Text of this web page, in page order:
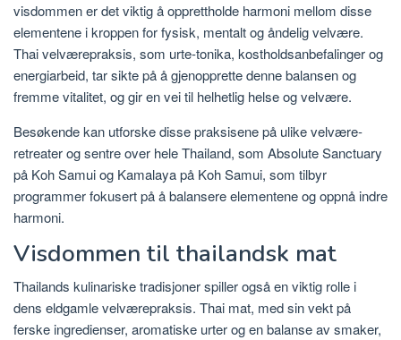
visdommen er det viktig å opprettholde harmoni mellom disse
elementene i kroppen for fysisk, mentalt og åndelig velvære.
Thai velværepraksis, som urte-tonika, kostholdsanbefalinger og
energiarbeid, tar sikte på å gjenopprette denne balansen og
fremme vitalitet, og gir en vei til helhetlig helse og velvære.
Besøkende kan utforske disse praksisene på ulike velvære-
retreater og sentre over hele Thailand, som Absolute Sanctuary
på Koh Samui og Kamalaya på Koh Samui, som tilbyr
programmer fokusert på å balansere elementene og oppnå indre
harmoni.
Visdommen til thailandsk mat
Thailands kulinariske tradisjoner spiller også en viktig rolle i
dens eldgamle velværepraksis. Thai mat, med sin vekt på
ferske ingredienser, aromatiske urter og en balanse av smaker,